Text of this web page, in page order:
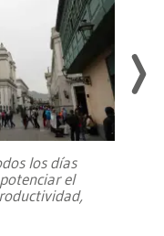
los días
el